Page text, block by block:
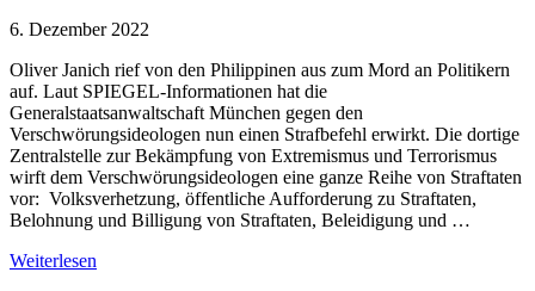
Troll
6. Dezember 2022
Oliver Janich rief von den Philippinen aus zum Mord an Politikern
auf. Laut SPIEGEL-Informationen hat die
Generalstaatsanwaltschaft München gegen den
Verschwörungsideologen nun einen Strafbefehl erwirkt. Die dortige
Zentralstelle zur Bekämpfung von Extremismus und Terrorismus
wirft dem Verschwörungsideologen eine ganze Reihe von Straftaten
vor: Volksverhetzung, öffentliche Aufforderung zu Straftaten,
Belohnung und Billigung von Straftaten, Beleidigung und …
Verschwörungsideologe
Weiterlesen